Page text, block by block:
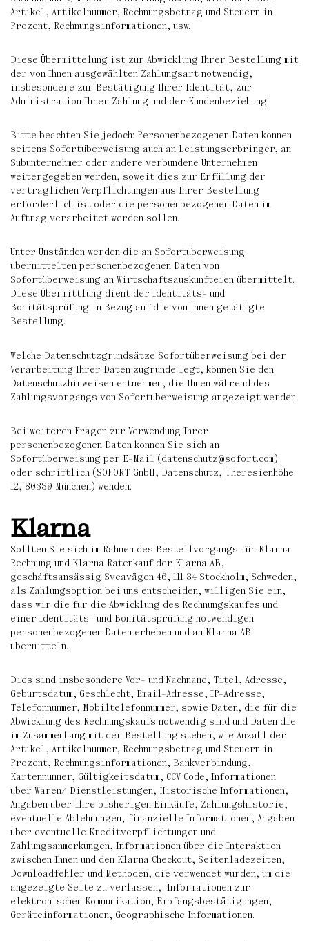
Artikel, Artikelnummer, Rechnungsbetrag und Steuern in
Prozent, Rechnungsinformationen, usw.
Diese Übermittelung ist zur Abwicklung Ihrer Bestellung mit
der von Ihnen ausgewählten Zahlungsart notwendig,
insbesondere zur Bestätigung Ihrer Identität, zur
Administration Ihrer Zahlung und der Kundenbeziehung.
Bitte beachten Sie jedoch: Personenbezogenen Daten können
seitens Sofortüberweisung auch an Leistungserbringer, an
Subunternehmer oder andere verbundene Unternehmen
weitergegeben werden, soweit dies zur Erfüllung der
vertraglichen Verpflichtungen aus Ihrer Bestellung
erforderlich ist oder die personenbezogenen Daten im
Auftrag verarbeitet werden sollen.
Unter Umständen werden die an Sofortüberweisung
übermittelten personenbezogenen Daten von
Sofortüberweisung an Wirtschaftsauskunfteien übermittelt.
Diese Übermittlung dient der Identitäts- und
Bonitätsprüfung in Bezug auf die von Ihnen getätigte
Bestellung.
Welche Datenschutzgrundsätze Sofortüberweisung bei der
Verarbeitung Ihrer Daten zugrunde legt, können Sie den
Datenschutzhinweisen entnehmen, die Ihnen während des
Zahlungsvorgangs von Sofortüberweisung angezeigt werden.
Bei weiteren Fragen zur Verwendung Ihrer
personenbezogenen Daten können Sie sich an
Sofortüberweisung per E-Mail (datenschutz@sofort.com)
oder schriftlich (SOFORT GmbH, Datenschutz, Theresienhöhe
12, 80339 München) wenden.
Klarna
Sollten Sie sich im Rahmen des Bestellvorgangs für Klarna
Rechnung und Klarna Ratenkauf der Klarna AB,
geschäftsansässig Sveavägen 46, 111 34 Stockholm, Schweden,
als Zahlungsoption bei uns entscheiden, willigen Sie ein,
dass wir die für die Abwicklung des Rechnungskaufes und
einer Identitäts- und Bonitätsprüfung notwendigen
personenbezogenen Daten erheben und an Klarna AB
übermitteln.
Dies sind insbesondere Vor- und Nachname, Titel, Adresse,
Geburtsdatum, Geschlecht, Email-Adresse, IP-Adresse,
Telefonnummer, Mobiltelefonnummer, sowie Daten, die für die
Abwicklung des Rechnungskaufs notwendig sind und Daten die
im Zusammenhang mit der Bestellung stehen, wie Anzahl der
Artikel, Artikelnummer, Rechnungsbetrag und Steuern in
Prozent, Rechnungsinformationen, Bankverbindung,
Kartennummer, Gültigkeitsdatum, CCV Code, Informationen
über Waren/ Dienstleistungen, Historische Informationen,
Angaben über ihre bisherigen Einkäufe, Zahlungshistorie,
eventuelle Ablehnungen, finanzielle Informationen, Angaben
über eventuelle Kreditverpflichtungen und
Zahlungsanmerkungen, Informationen über die Interaktion
zwischen Ihnen und dem Klarna Checkout, Seitenladezeiten,
Downloadfehler und Methoden, die verwendet wurden, um die
angezeigte Seite zu verlassen, Informationen zur
elektronischen Kommunikation, Empfangsbestätigungen,
Geräteinformationen, Geographische Informationen.